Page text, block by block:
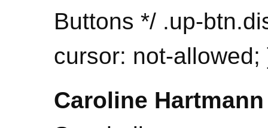
Buttons */ .up-
cursor: not-allowed;
Caroline